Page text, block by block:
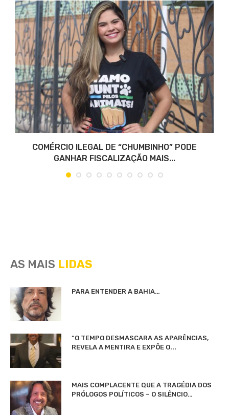
COMÉRCIO ILEGAL DE “CHUMBINHO” PODE
GANHAR FISCALIZAÇÃO MAIS...
AS MAIS LIDAS
PARA ENTENDER A BAHIA…
“O TEMPO DESMASCARA AS APARÊNCIAS,
REVELA A MENTIRA E EXPÕE O...
MAIS COMPLACENTE QUE A TRAGÉDIA DOS
PRÓLOGOS POLÍTICOS – O SILÊNCIO…